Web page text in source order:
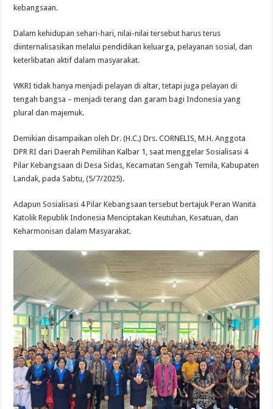
kebangsaan.
Dalam kehidupan sehari-hari, nilai-nilai tersebut harus terus
diinternalisasikan melalui pendidikan keluarga, pelayanan sosial, dan
keterlibatan aktif dalam masyarakat.
WKRI tidak hanya menjadi pelayan di altar, tetapi juga pelayan di
tengah bangsa – menjadi terang dan garam bagi Indonesia yang
plural dan majemuk.
Demikian disampaikan oleh Dr. (H.C.) Drs. CORNELIS, M.H. Anggota
DPR RI dari Daerah Pemilihan Kalbar 1, saat menggelar Sosialisasi 4
Pilar Kebangsaan di Desa Sidas, Kecamatan Sengah Temila, Kabupaten
Landak, pada Sabtu, (5/7/2025).
Adapun Sosialisasi 4 Pilar Kebangsaan tersebut bertajuk Peran Wanita
Katolik Republik Indonesia Menciptakan Keutuhan, Kesatuan, dan
Keharmonisan dalam Masyarakat.